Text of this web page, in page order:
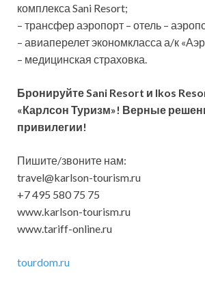
комплекса Sani Resort;
– трансфер аэропорт – отель –
– авиаперелет экономкласса а/к
– медицинская страховка.
Бронируйте Sani Resort и Ikos
«Карлсон Туризм»! Верные
привилегии!
Пишите/звоните нам:
travel@karlson-tourism.ru
+7 495 580 75 75
www.karlson-tourism.ru
www.tariff-online.ru
tourdom.ru